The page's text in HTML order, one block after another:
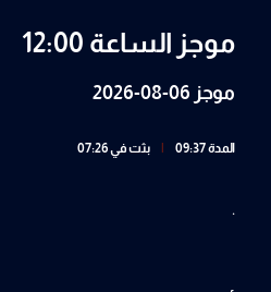
موجز الساعة 12:00
موجز 06-08-2026
المدة 09:37 بثت في 07:26
.